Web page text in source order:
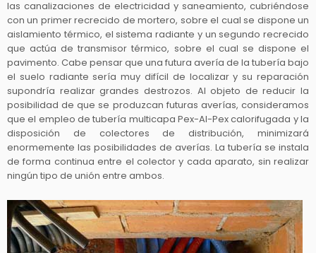
las canalizaciones de electricidad y saneamiento, cubriéndose
con un primer recrecido de mortero, sobre el cual se dispone un
aislamiento térmico, el sistema radiante y un segundo recrecido
que actúa de transmisor térmico, sobre el cual se dispone el
pavimento. Cabe pensar que una futura avería de la tubería bajo
el suelo radiante sería muy difícil de localizar y su reparación
supondría realizar grandes destrozos. Al objeto de reducir la
posibilidad de que se produzcan futuras averías, consideramos
que el empleo de tubería multicapa Pex-Al-Pex calorifugada y la
disposición de colectores de distribución, minimizará
enormemente las posibilidades de averías. La tubería se instala
de forma continua entre el colector y cada aparato, sin realizar
ningún tipo de unión entre ambos.